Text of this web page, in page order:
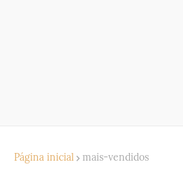
Página inicial mais-vendidos